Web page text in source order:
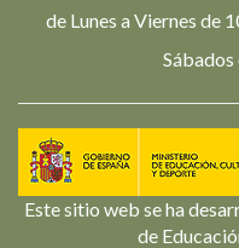
de Lunes a Viernes de
Sábados
Este sitio web se ha
de